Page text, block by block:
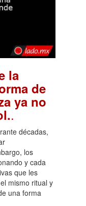
la
de
ya no
.
décadas,
los
y cada
que les
mismo ritual y
una forma